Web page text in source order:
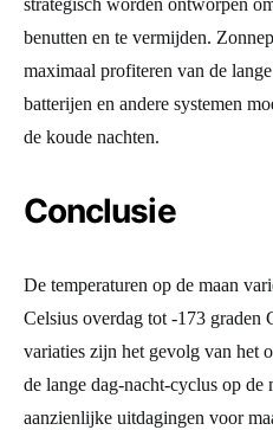
strategisch worden ontworpen
benutten en te vermijden.
maximaal profiteren van de
batterijen en andere systemen
de koude nachten.
Conclusie
De temperaturen op de maan
Celsius overdag tot -173 graden
variaties zijn het gevolg van het
de lange dag-nacht-cyclus op de
aanzienlijke uitdagingen voor